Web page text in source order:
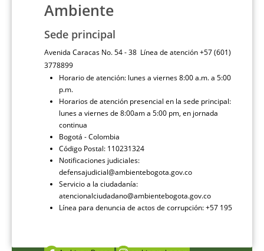
Ambiente
Sede principal
Avenida Caracas No. 54 - 38 Línea de atención +57 (601)
3778899
Horario de atención: lunes a viernes 8:00 a.m. a 5:00
p.m.
Horarios de atención presencial en la sede principal:
lunes a viernes de 8:00am a 5:00 pm, en jornada
continua
Bogotá - Colombia
Código Postal: 110231324
Notificaciones judiciales:
defensajudicial@ambientebogota.gov.co
Servicio a la ciudadanía:
atencionalciudadano@ambientebogota.gov.co
Línea para denuncia de actos de corrupción: +57 195